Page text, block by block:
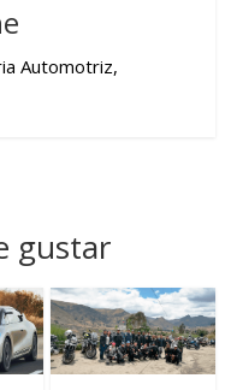
Automotriz,
gustar